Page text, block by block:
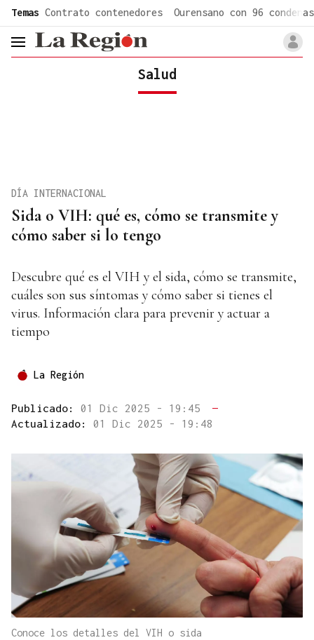
Temas Contrato contenedores Ourensano con 96 condenas
header.menu.open
Salud
Sida o VIH: qué es, cómo se transmite y
cómo saber si lo tengo
DÍA INTERNACIONAL
Descubre qué es el VIH y el sida, cómo se transmite,
cuáles son sus síntomas y cómo saber si tienes el
virus. Información clara para prevenir y actuar a
tiempo
La Región
Publicado: 01 Dic 2025 - 19:45
—
Actualizado: 01 Dic 2025 - 19:48
Conoce los detalles del VIH o sida